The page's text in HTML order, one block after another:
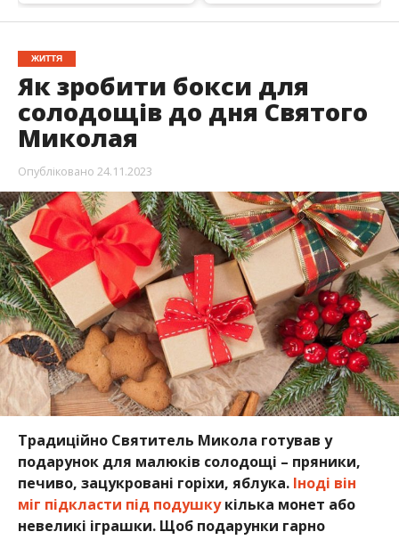
ЖИТТЯ
Як зробити бокси для
солодощів до дня Святого
Миколая
Опубліковано 24.11.2023
Традиційно Святитель Микола готував у
подарунок для малюків солодощі – пряники,
печиво, зацукровані горіхи, яблука. Іноді він
міг підкласти під подушкукілька монет або
невеликі іграшки. Щоб подарунки гарно